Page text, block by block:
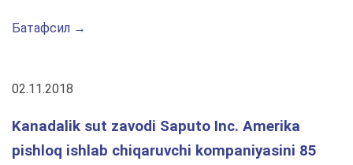
Батафсил →
02.11.2018
Kanadalik sut zavodi Saputo Inc. Amerika
pishloq ishlab chiqaruvchi kompaniyasini 85